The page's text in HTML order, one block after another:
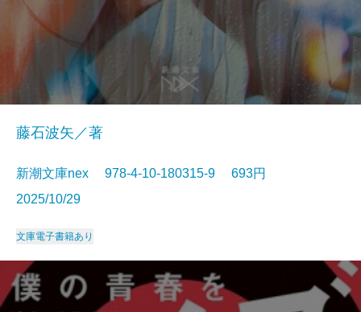
藤石波矢／著
新潮文庫nex 978-4-10-180315-9 693円
2025/10/29
文庫電子書籍あり